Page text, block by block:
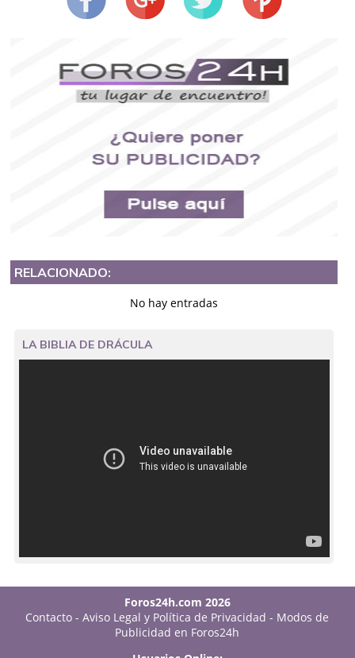
RELACIONADO:
No hay entradas
LA BIBLIA DE DRÁCULA
Foros24h.com 2026
Contacto -Aviso Legal y Política de Privacidad - Modos de
Publicidad en Foros24h